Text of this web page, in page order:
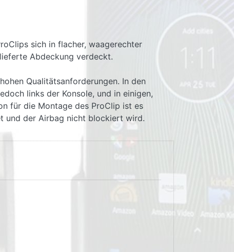
sich in flacher, waagerechter
Abdeckung verdeckt.
Qualitätsanforderungen. In den
links der Konsole, und in einigen,
für die Montage des ProClip ist es
und der Airbag nicht blockiert wird.